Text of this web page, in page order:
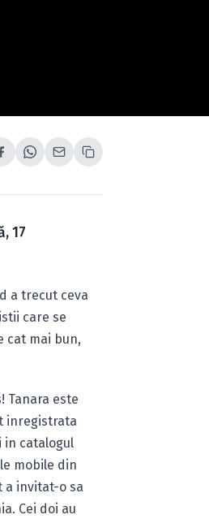
17
a trecut ceva
care se
cat mai bun,
Tanara este
inregistrata
in catalogul
mobile din
a invitat-o sa
Cei doi au